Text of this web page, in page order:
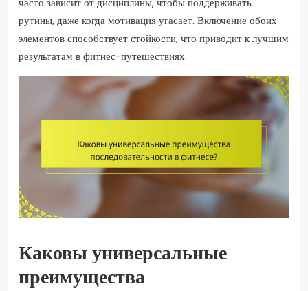
рутины, даже когда мотивация угасает. Включение обоих
элементов способствует стойкости, что приводит к лучшим
результатам в фитнес-путешествиях.
Каковы универсальные
преимущества